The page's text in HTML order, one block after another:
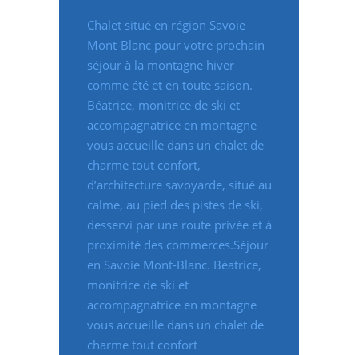
Chalet situé en région Savoie
Mont-Blanc pour votre prochain
séjour à la montagne hiver
comme été et en toute saison.
Béatrice, monitrice de ski et
accompagnatrice en montagne
vous accueille dans un chalet de
charme tout confort,
d’architecture savoyarde, situé au
calme, au pied des pistes de ski,
desservi par une route privée et à
proximité des commerces.Séjour
en Savoie Mont-Blanc. Béatrice,
monitrice de ski et
accompagnatrice en montagne
vous accueille dans un chalet de
charme tout confort